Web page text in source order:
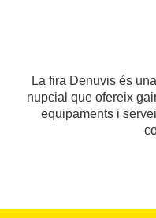
La fira Denuvis és
nupcial que ofereix
equipaments i